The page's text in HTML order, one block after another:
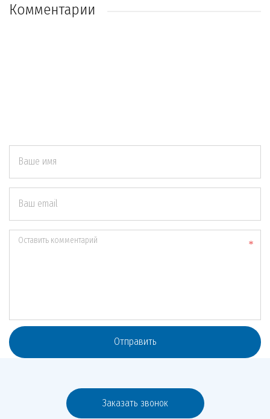
Комментарии
Ваше имя
Ваш email
Оставить комментарий
Отправить
Заказать звонок